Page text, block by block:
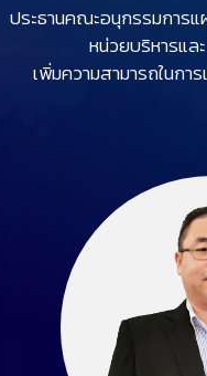
ประธานคณะอนุกรรมการ
หน่วยบริหารแล
เพิ่มความสามารถในกา